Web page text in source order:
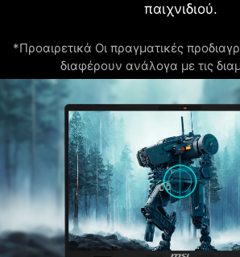
παιχνιδιού.
*Προαιρετικά Οι πραγματικές
διαφέρουν ανάλογα με τις